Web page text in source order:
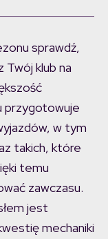
sprawdź,
Twój klub na
przygotowuje
w tym
takich, które
temu
zawczasu.
jest
mechaniki